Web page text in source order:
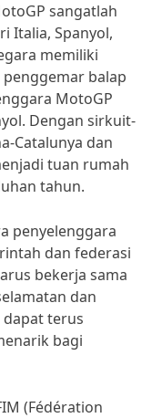
sangatlah
Italia, Spanyol,
memiliki
balap
MotoGP
Dengan sirkuit-
Catalunya dan
tuan rumah
tahun.
penyelenggara
dan federasi
bekerja sama
dan
dapat terus
bagi
(Fédération